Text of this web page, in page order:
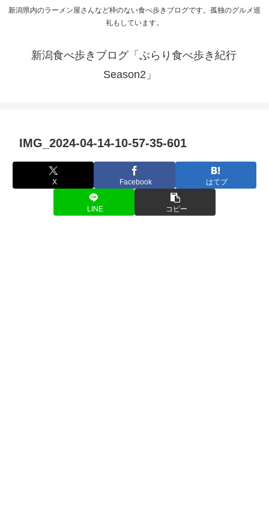
新潟県内のラーメン屋さんなど枠のない食べ歩きブログです。孤独のグルメ巡
礼もしています。
新潟食べ歩きブログ「ぶらり食べ歩き紀行
Season2」
IMG_2024-04-14-10-57-35-601
X Facebook はてブ
LINE コピー